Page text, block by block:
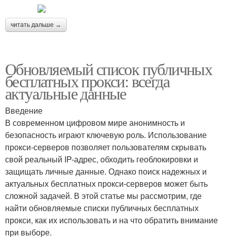
читать дальше →
Обновляемый список публичных
бесплатных прокси: всегда
актуальные данные
Введение
В современном цифровом мире анонимность и
безопасность играют ключевую роль. Использование
прокси-серверов позволяет пользователям скрывать
свой реальный IP-адрес, обходить геоблокировки и
защищать личные данные. Однако поиск надежных и
актуальных бесплатных прокси-серверов может быть
сложной задачей. В этой статье мы рассмотрим, где
найти обновляемые списки публичных бесплатных
прокси, как их использовать и на что обратить внимание
при выборе.